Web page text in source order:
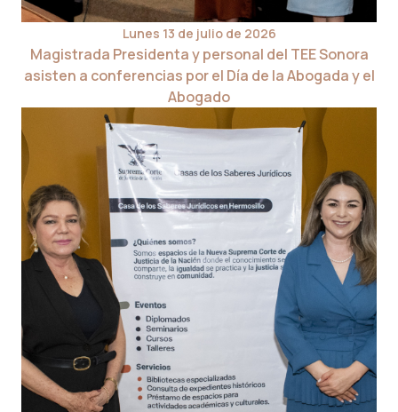
Lunes 13 de julio de 2026
Magistrada Presidenta y personal del TEE Sonora
asisten a conferencias por el Día de la Abogada y el
Abogado